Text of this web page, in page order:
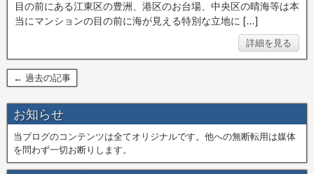
目の前にある江東区の豊洲、港区のお台場、中央区の晴海等は本
当にマンションの目の前に海が見える特別な立地に […]
詳細を見る
← 過去の記事
お知らせ
当ブログのコンテンツは全てオリジナルです。他への無断転用は媒体
を問わず一切お断りします。